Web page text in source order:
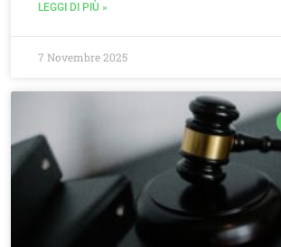
LEGGI DI PIÙ »
7 Novembre 2025